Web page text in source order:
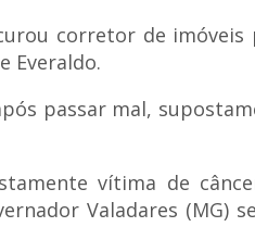
corretor de imóveis
Everaldo.
passar mal,
vítima de
Valadares (MG)